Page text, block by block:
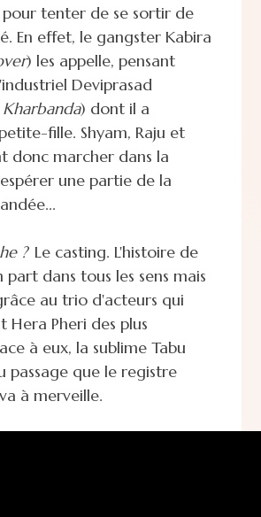
tenter de se sortir de
En effet, le gangster Kabira
) les appelle, pensant
Deviprasad
) dont il a
fille. Shyam, Raju et
donc marcher dans la
une partie de la
? Le casting. L'histoire de
part dans tous les sens mais
au trio d'acteurs qui
Hera Pheri des plus
à eux, la sublime Tabu
passage que le registre
à merveille.